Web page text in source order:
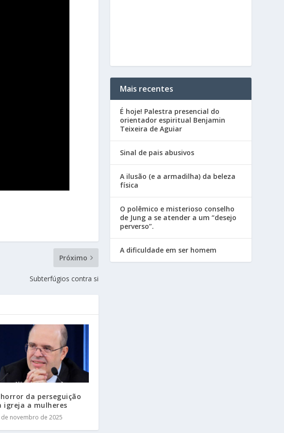
Próximo
Subterfúgios contra si
horror da perseguição
igreja a mulheres
de novembro de 2025
Mais recentes
É hoje! Palestra presencial do
orientador espiritual Benjamin
Teixeira de Aguiar
Sinal de pais abusivos
A ilusão (e a armadilha) da beleza
física
O polêmico e misterioso conselho
de Jung a se atender a um “desejo
perverso”.
A dificuldade em ser homem